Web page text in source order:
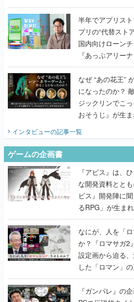
うこだわりをプ
半年でアプリストアを
プリの“代替スト
国内向けローン
『あっぷアリー
てみた
なぜ “あの花王”
になったのか？ 敵に見つからないようにマ
ジックリンでこ
おそうじ』が生
インタビューの記事一覧
ゲームの企画書
『アビス』は、
な開発資料とと
ビス』開発陣に
るRPG」が生ま
書】
なにが、人を「
か？『ロマサガ2
設定画から迫る
した「ロマン」
書】
『ガンパレ』の